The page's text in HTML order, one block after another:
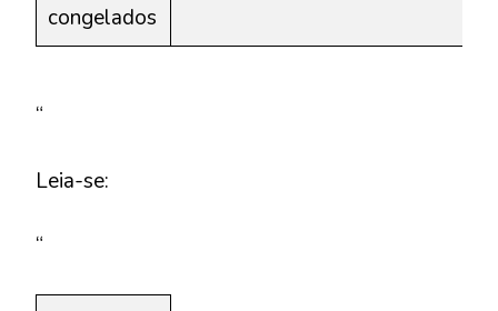
congelados
“
Leia-se:
“